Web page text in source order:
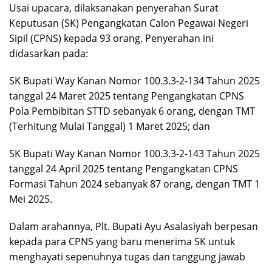
Usai upacara, dilaksanakan penyerahan Surat
Keputusan (SK) Pengangkatan Calon Pegawai Negeri
Sipil (CPNS) kepada 93 orang. Penyerahan ini
didasarkan pada:
SK Bupati Way Kanan Nomor 100.3.3-2-134 Tahun 2025
tanggal 24 Maret 2025 tentang Pengangkatan CPNS
Pola Pembibitan STTD sebanyak 6 orang, dengan TMT
(Terhitung Mulai Tanggal) 1 Maret 2025; dan
SK Bupati Way Kanan Nomor 100.3.3-2-143 Tahun 2025
tanggal 24 April 2025 tentang Pengangkatan CPNS
Formasi Tahun 2024 sebanyak 87 orang, dengan TMT 1
Mei 2025.
Dalam arahannya, Plt. Bupati Ayu Asalasiyah berpesan
kepada para CPNS yang baru menerima SK untuk
menghayati sepenuhnya tugas dan tanggung jawab